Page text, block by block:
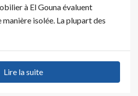
à El Gouna évaluent
isolée. La plupart des
Lire la suite